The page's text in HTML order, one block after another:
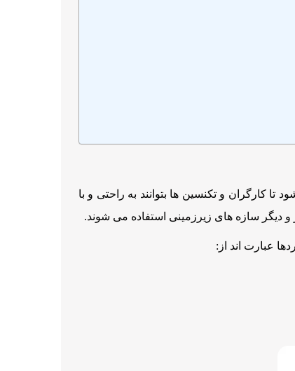
کارگران و تکنسین ها بتوانند به راحتی و با
و دیگر سازه های زیرزمینی استفاده می شوند.
عبارت اند از: